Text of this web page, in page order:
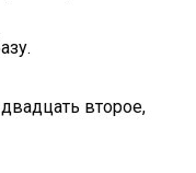
второе,